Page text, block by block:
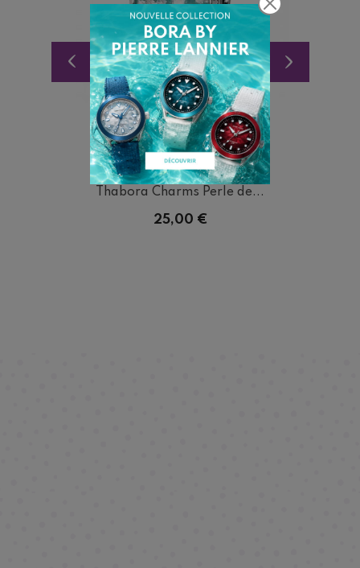
THABORA
Thabora Charms Perle de...
25,00 €